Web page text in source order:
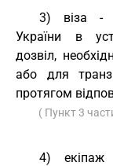
3) віза -
України в
дозвіл,
або для
протягом
( Пункт 3
4)